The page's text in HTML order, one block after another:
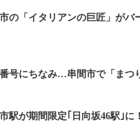
市の「イタリアンの巨匠」がバ
番号にちなみ…串間市で「まつ
駅が期間限定｢日向坂46駅｣に